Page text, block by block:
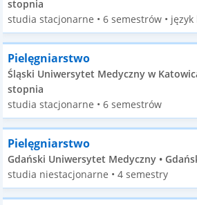
stopnia
studia stacjonarne • 6 semestrów • język
Pielęgniarstwo
Śląski Uniwersytet Medyczny w
stopnia
studia stacjonarne • 6 semestrów
Pielęgniarstwo
Gdański Uniwersytet Medyczny •
studia niestacjonarne • 4 semestry